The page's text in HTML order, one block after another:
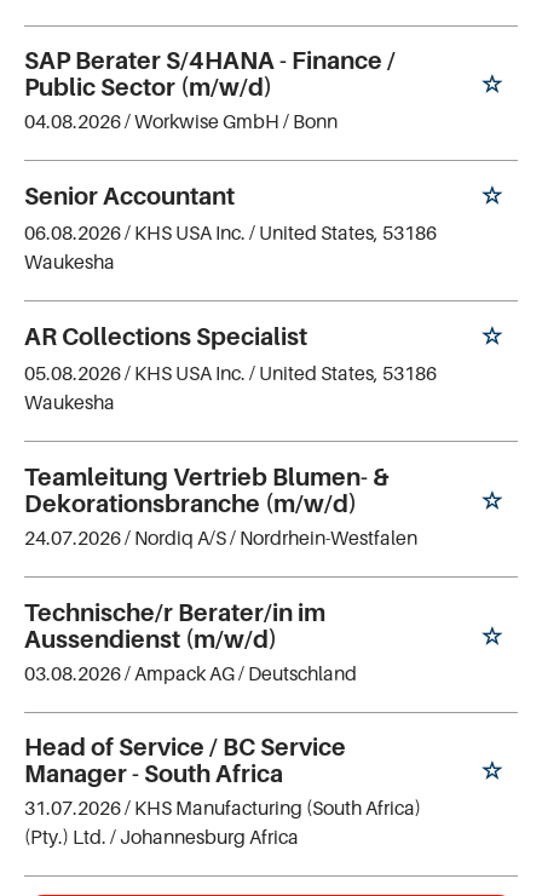
SAP Berater S/4HANA - Finance /
Public Sector (m/w/d)
04.08.2026 /Workwise GmbH / Bonn
Senior Accountant
06.08.2026 / KHS USA Inc. / United States, 53186
Waukesha
AR Collections Specialist
05.08.2026 / KHS USA Inc. / United States, 53186
Waukesha
Teamleitung Vertrieb Blumen- &
Dekorationsbranche (m/w/d)
24.07.2026 / Nordiq A/S/ Nordrhein-Westfalen
Technische/r Berater/in im
Aussendienst (m/w/d)
03.08.2026 / Ampack AG/ Deutschland
Head of Service / BC Service
Manager - South Africa
31.07.2026 / KHS Manufacturing (South Africa)
(Pty.) Ltd. / Johannesburg Africa